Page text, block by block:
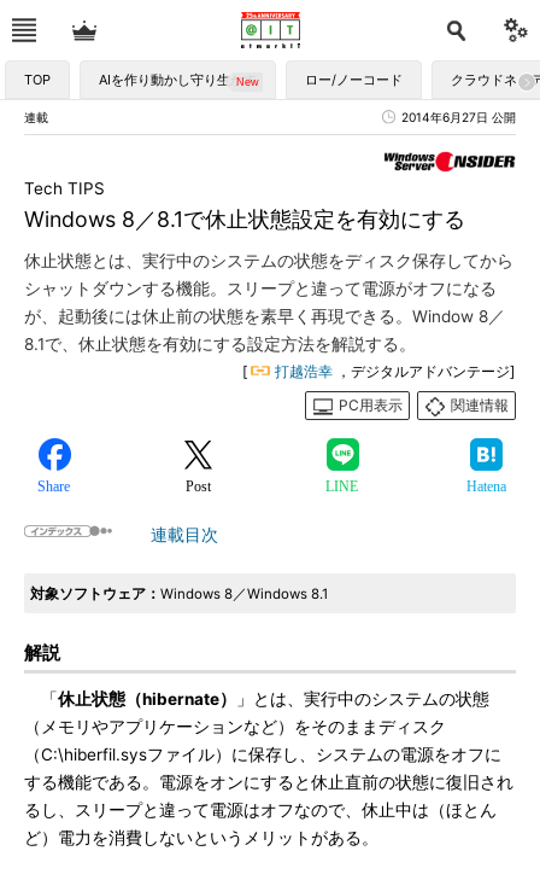
TOP AIを作り動かし守り生かす ロー/ノーコード クラウドネイ
連載 2014年6月27日 公開
Windows 8／8.1で休止状態設定を有効にする
Tech TIPS
休止状態とは、実行中のシステムの状態をディスク保存してから
シャットダウンする機能。スリープと違って電源がオフになる
が、起動後には休止前の状態を素早く再現できる。Window 8／
8.1で、休止状態を有効にする設定方法を解説する。
[ 打越浩幸 ，デジタルアドバンテージ]
PC用表示
関連情報
Share Post LINE Hatena
連載目次
対象ソフトウェア： Windows 8／Windows 8.1
解説
「休止状態（hibernate）
」とは、実行中のシステムの状態
（メモリやアプリケーションなど）をそのままディスク
（C:\hiberfil.sysファイル）に保存し、システムの電源をオフに
する機能である。電源をオンにすると休止直前の状態に復旧され
るし、スリープと違って電源はオフなので、休止中は（ほとん
ど）電力を消費しないというメリットがある。